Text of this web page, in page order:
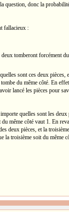
question, donc la
fallacieux :
tomberont forcément
sont ces deux pièces,
du même côté. En
lancé les pièces pour
quelles sont les deux
même côté vaut 1. En
deux pièces, et la
la troisième soit du même